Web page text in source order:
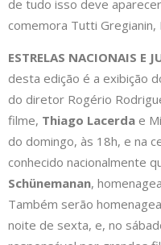
de tudo isso deve
comemora Tutti
ESTRELAS NACIONAIS E
desta edição é a exibição
do diretor Rogério
filme, Thiago Lacerda e
do domingo, às 18h, e na
conhecido nacionalmente
Schünemanan,
Também serão
noite de sexta, e, no